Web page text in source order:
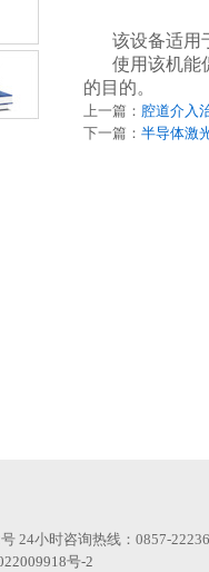
该设备适用
使用该机能
的目的。
上一篇： 腔道介入
下一篇： 半导体激
24小时咨询热线：0857-
号-2